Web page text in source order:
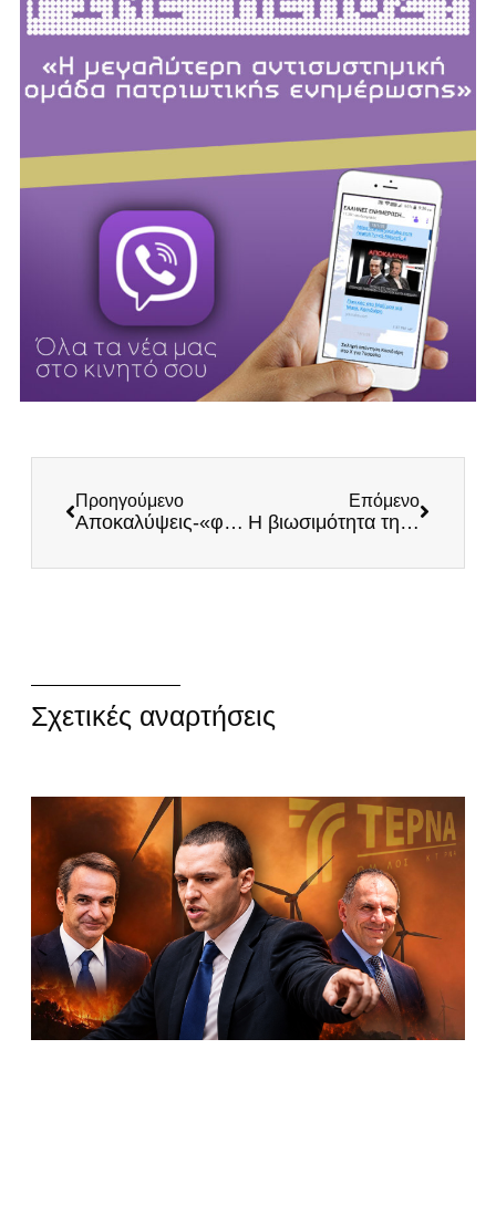
Προηγούμενο
Αποκαλύψεις-«φωτιά» για τους ανώνυμους μάρτυρες:Πακτωλός μυστικών κονδυλίων και παράνομες συναλλαγές
Επόμενο
Η βιωσιμότητα της θηροφυλακής
Σχετικές αναρτήσεις